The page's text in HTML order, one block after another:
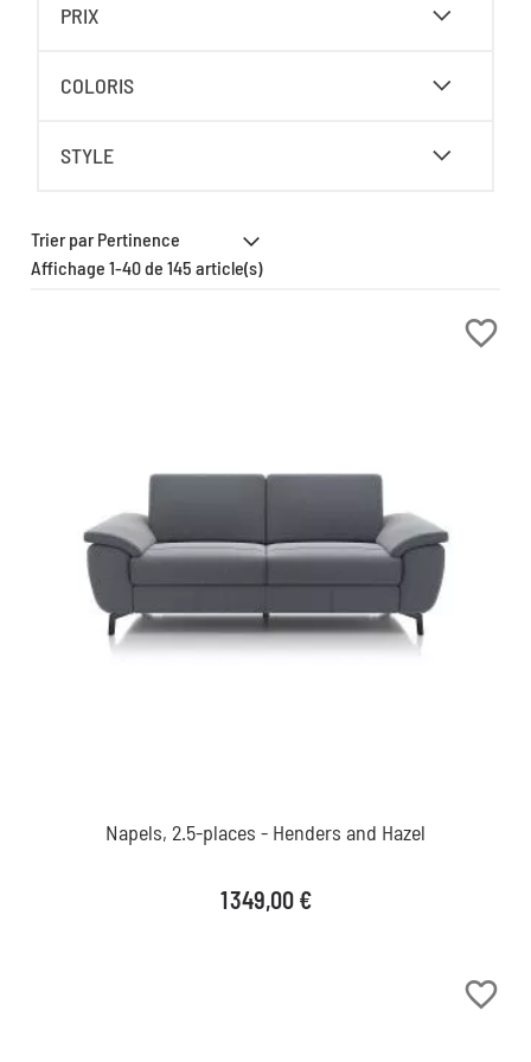
PRIX
COLORIS
STYLE
Affichage 1-40 de 145 article(s)
favorite_border
Napels, 2.5-places - Henders and Hazel
Prix
1 349,00 €
favorite_border